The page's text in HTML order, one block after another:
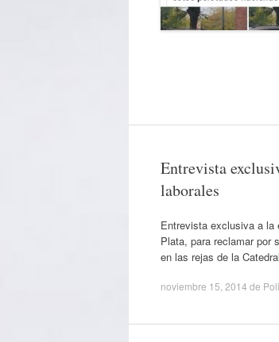
Entrevista
laborales
Entrevista exclusiva a la
Plata, para reclamar por
en las rejas de la
noviembre 15, 2014 de